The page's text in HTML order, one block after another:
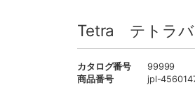
Tetra テトラバ
カタログ番号
99999
商品番号
jpl-